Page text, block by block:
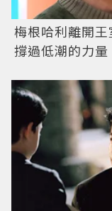
梅根哈利離開
撐過低潮的力量